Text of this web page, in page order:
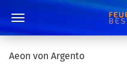
Aeon von Argento